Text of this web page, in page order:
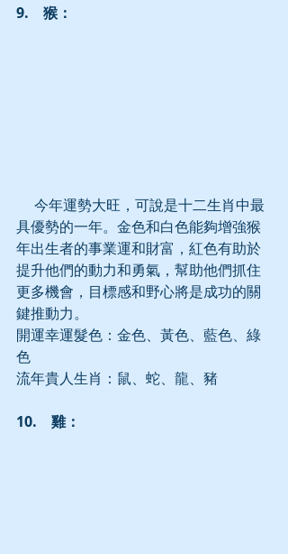
9.　猴：
具優勢的一年。金色和白色能夠增強猴
年出生者的事業運和財富，紅色有助於
提升他們的動力和勇氣，幫助他們抓住
更多機會，目標感和野心將是成功的關
鍵推動力。
開運幸運髮色：金色、黃色、藍色、綠
色
流年貴人生肖：鼠、蛇、龍、豬
10.　雞：